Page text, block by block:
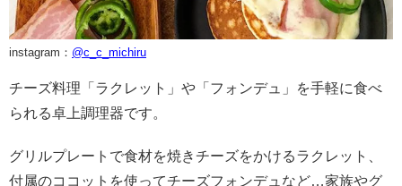
instagram： @c_c_michiru
チーズ料理「ラクレット」や「フォンデュ」を手軽に食べ
られる卓上調理器です。
グリルプレートで食材を焼きチーズをかけるラクレット、
付属のココットを使ってチーズフォンデュなど…家族やグ